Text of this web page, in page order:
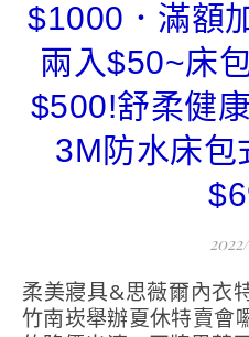
$1000．滿額
兩入$50~床
$500!舒柔健
3M防水床包
柔美寢具&思薇爾內衣特賣會廠拍拍賣會來到蘆
竹南崁舉辦夏休特賣會